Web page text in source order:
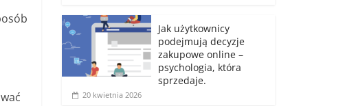
Jak użytkownicy
podejmują decyzje
zakupowe online –
psychologia, która
sprzedaje.
20 kwietnia 2026